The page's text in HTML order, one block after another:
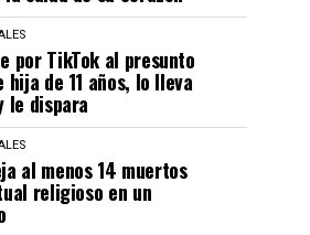
por TikTok al presunto
hija de 11 años, lo lleva
le dispara
al menos 14 muertos
religioso en un